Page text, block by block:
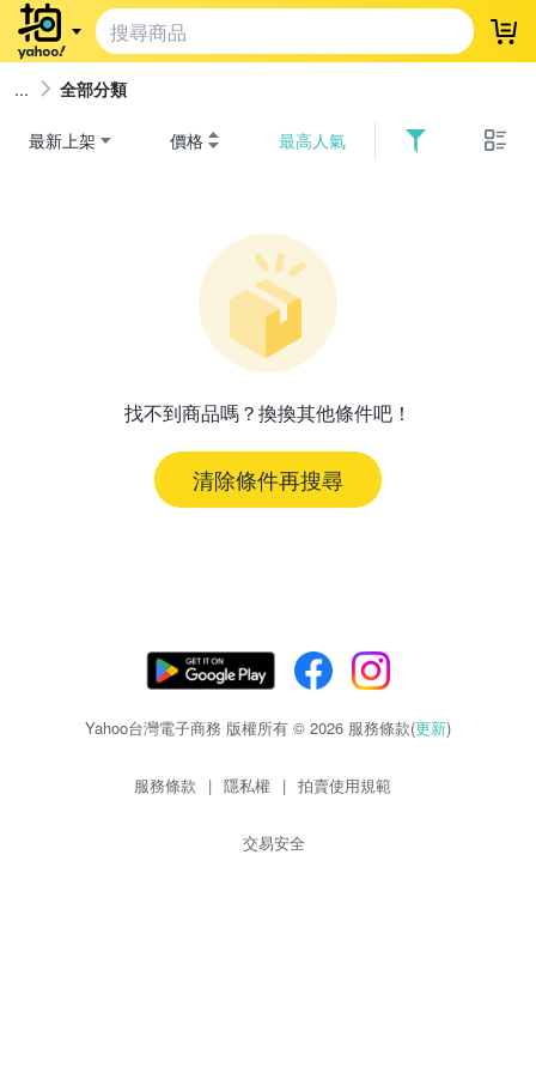
登
全部分類
最新上架 價格 最高人氣
找不到商品嗎？換換其他條件吧！
清除條件再搜尋
Yahoo台灣電子商務 版權所有 © 2026 服務條款(更新)
服務條款 | 隱私權 | 拍賣使用規範
交易安全